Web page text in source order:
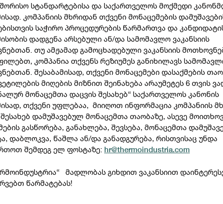
სტანდარტებისა და საქართველოს მოქმედი
კომპანიის მხრიდან თქვენი მონაცემების
საჭირო პროცედურების წარმართვა და
დადგენა არსებული ან/და სამომავლო ვაკანსიის
თუ ამჟამად გამოცხადებული ვაკანსიის
კომპანია თქვენს რეზიუმეს განიხილავს
შესაბამისად, თქვენი მონაცემები დასაქმების
მიღების მიზნით შეინახება არაუმეტეს 6 თვის
მონაცემთა დაცვის შესახებ“ საქართველოს კანონის
თქვენი უფლებაა, მიიღოთ ინფორმაცია კომპანიის
დამუშავებულ მონაცემთა თაობაზე, ასევე
გასწორება, განახლება, შევსება, მონაცემთა
დაბლოკვა, წაშლა ან/და განადგურება, რისთვისაც უნდა
შემდეგ ელ ფოსტაზე: hr@thermoindustria.com
მადლობას გიხდით ვაკანსიით
წარმატებას!